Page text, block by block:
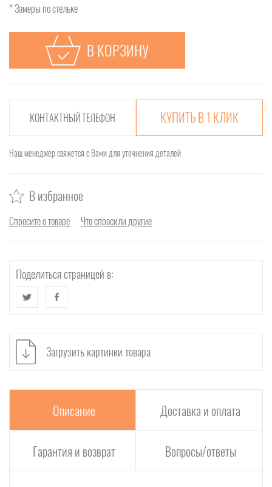
* Замеры по стельке
В КОРЗИНУ
КУПИТЬ В 1 КЛИК
Наш менеджер свяжется с Вами для уточнения деталей
В избранное
Спросите о товаре Что спросили другие
Поделиться страницей в:
Загрузить картинки товара
Описание Доставка и оплата
Гарантия и возврат Вопросы/ответы